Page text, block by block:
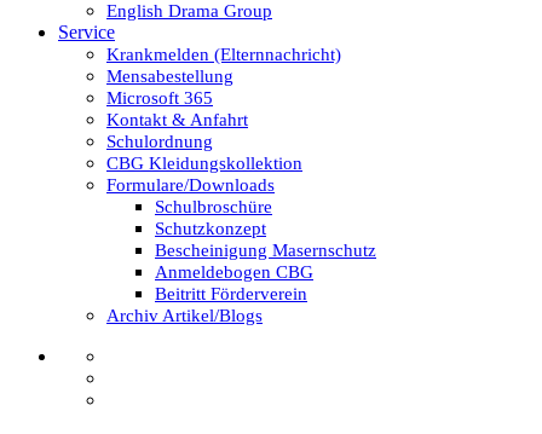
English Drama Group
Service
Krankmelden (Elternnachricht)
Mensabestellung
Microsoft 365
Kontakt & Anfahrt
Schulordnung
CBG Kleidungskollektion
Formulare/Downloads
Schulbroschüre
Schutzkonzept
Bescheinigung Masernschutz
Anmeldebogen CBG
Beitritt Förderverein
Archiv Artikel/Blogs